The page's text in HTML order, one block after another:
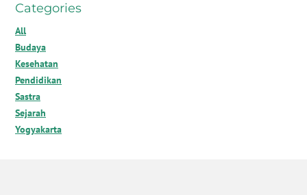
Categories
All
Budaya
Kesehatan
Pendidikan
Sastra
Sejarah
Yogyakarta